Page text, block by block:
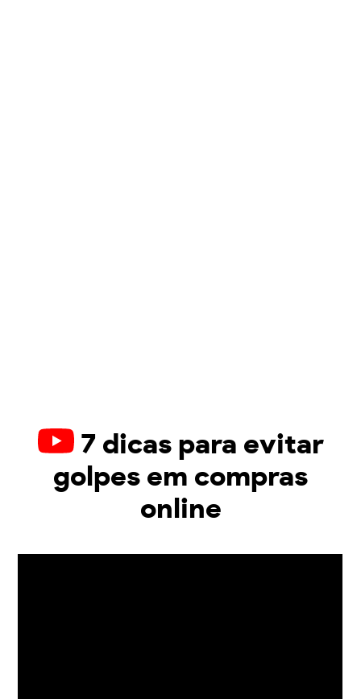
7 dicas para evitar
golpes em compras
online